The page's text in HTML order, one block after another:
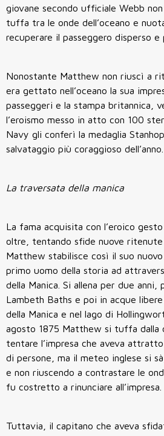
giovane secondo ufficiale Webb
tuffa tra le onde dell’oceano e
recuperare il passeggero disperso e
Nonostante Matthew non riuscì a
era gettato nell’oceano la sua
passeggeri e la stampa britannica,
l’eroismo messo in atto con 100
Navy gli conferì la medaglia
salvataggio più coraggioso dell’anno.
La traversata della manica
La fama acquisita con l’eroico
oltre, tentando sfide nuove ritenute
Matthew stabilisce così il suo
primo uomo della storia ad
della Manica. Si allena per due anni,
Lambeth Baths e poi in acque
della Manica e nel lago di
agosto 1875 Matthew si tuffa dalla
tentare l’impresa che aveva
di persone, ma il meteo inglese si
e non riuscendo a contrastare le
fu costretto a rinunciare all’impresa.
Tuttavia, il capitano che aveva